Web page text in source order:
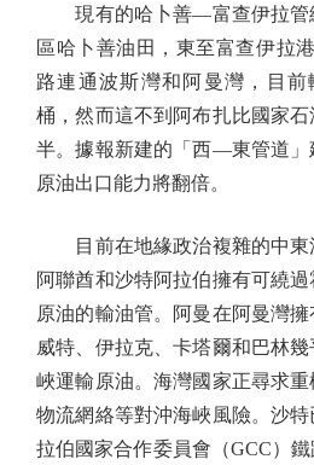
現有的哈卜善—富查伊拉管
區哈卜善油田，東至富查伊拉
路連通波斯灣和阿曼灣，目前
桶，然而這不到阿布扎比國家
半。據報新建的「西—東管道」
原油出口能力將翻倍。
目前在地緣政治複雜的中東
阿聯酋和沙特阿拉伯擁有可繞
原油的輸油管。阿曼在阿曼灣
威特、伊拉克、卡塔爾和巴林
峽運輸原油。海灣國家正尋求
物流網絡等對沖海峽風險。沙
拉伯國家合作委員會（GCC）鐵